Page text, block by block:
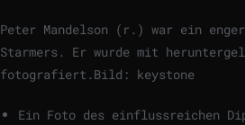
Peter Mandelson (r.) war ein
Starmers. Er wurde mit
fotografiert. Bild: keystone
Ein Foto des einflussreichen